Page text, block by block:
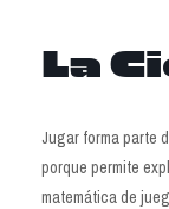
La
Jugar forma parte
porque permite
matemática de